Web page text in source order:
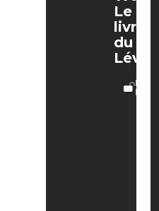
Le
livre
du
LIBRE